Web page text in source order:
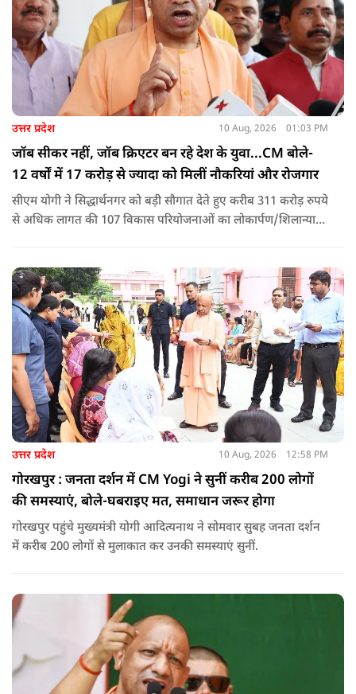
उत्तर प्रदेश 10 Aug, 2026 01:03 PM
जॉब सीकर नहीं, जॉब क्रिएटर बन रहे देश के युवा...CM बोले-
12 वर्षों में 17 करोड़ से ज्यादा को मिलीं नौकरियां और रोजगार
सीएम योगी ने सिद्धार्थनगर को बड़ी सौगात देते हुए करीब 311 करोड़ रुपये
से अधिक लागत की 107 विकास परियोजनाओं का लोकार्पण/शिलान्यास
क्रिएटर बन रहे हैं देश के युवा.
उत्तर प्रदेश 10 Aug, 2026 12:58 PM
गोरखपुर : जनता दर्शन में CM Yogi ने सुनीं करीब 200 लोगों
की समस्याएं, बोले-घबराइए मत, समाधान जरूर होगा
गोरखपुर पहुंचे मुख्यमंत्री योगी आदित्यनाथ ने सोमवार सुबह जनता दर्शन
में करीब 200 लोगों से मुलाकात कर उनकी समस्याएं सुनीं.